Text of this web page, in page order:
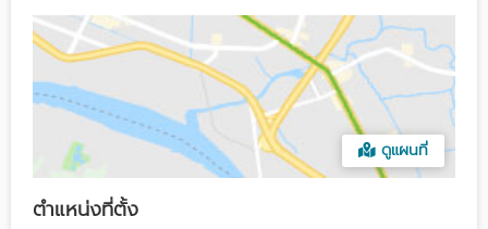
ดูแผนที่
ตำแหน่งที่ตั้ง